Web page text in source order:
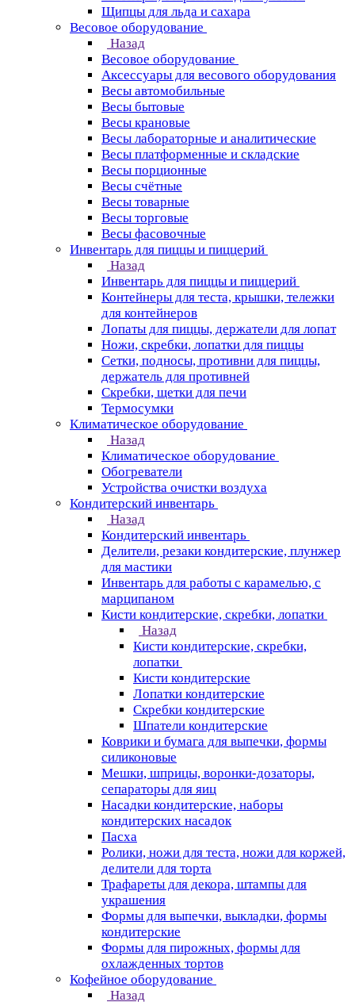
Щипцы для льда и сахара
Весовое оборудование
Назад
Весовое оборудование
Аксессуары для весового оборудования
Весы автомобильные
Весы бытовые
Весы крановые
Весы лабораторные и аналитические
Весы платформенные и складские
Весы порционные
Весы счётные
Весы товарные
Весы торговые
Весы фасовочные
Инвентарь для пиццы и пиццерий
Назад
Инвентарь для пиццы и пиццерий
Контейнеры для теста, крышки, тележки
для контейнеров
Лопаты для пиццы, держатели для лопат
Ножи, скребки, лопатки для пиццы
Сетки, подносы, противни для пиццы,
держатель для противней
Скребки, щетки для печи
Термосумки
Климатическое оборудование
Назад
Климатическое оборудование
Обогреватели
Устройства очистки воздуха
Кондитерский инвентарь
Назад
Кондитерский инвентарь
Делители, резаки кондитерские, плунжер
для мастики
Инвентарь для работы с карамелью, с
марципаном
Кисти кондитерские, скребки, лопатки
Назад
Кисти кондитерские, скребки,
лопатки
Кисти кондитерские
Лопатки кондитерские
Скребки кондитерские
Шпатели кондитерские
Коврики и бумага для выпечки, формы
силиконовые
Мешки, шприцы, воронки-дозаторы,
сепараторы для яиц
Насадки кондитерские, наборы
кондитерских насадок
Пасха
Ролики, ножи для теста, ножи для коржей,
делители для торта
Трафареты для декора, штампы для
украшения
Формы для выпечки, выкладки, формы
кондитерские
Формы для пирожных, формы для
охлажденных тортов
Кофейное оборудование
Назад